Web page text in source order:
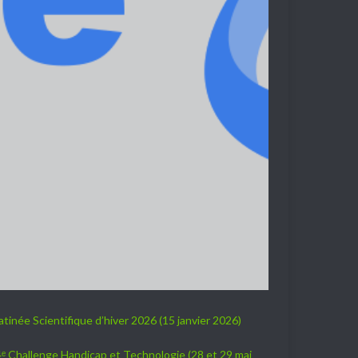
Scientifique d’hiver 2026 (15 janvier 2026)
Challenge Handicap et Technologie (28 et 29 mai